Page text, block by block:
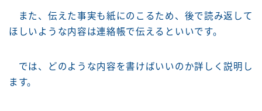
また、伝えた事実も紙にのこるため、後で読み返して
ほしいような内容は連絡帳で伝えるといいです。
では、どのような内容を書けばいいのか詳しく説明し
ます。